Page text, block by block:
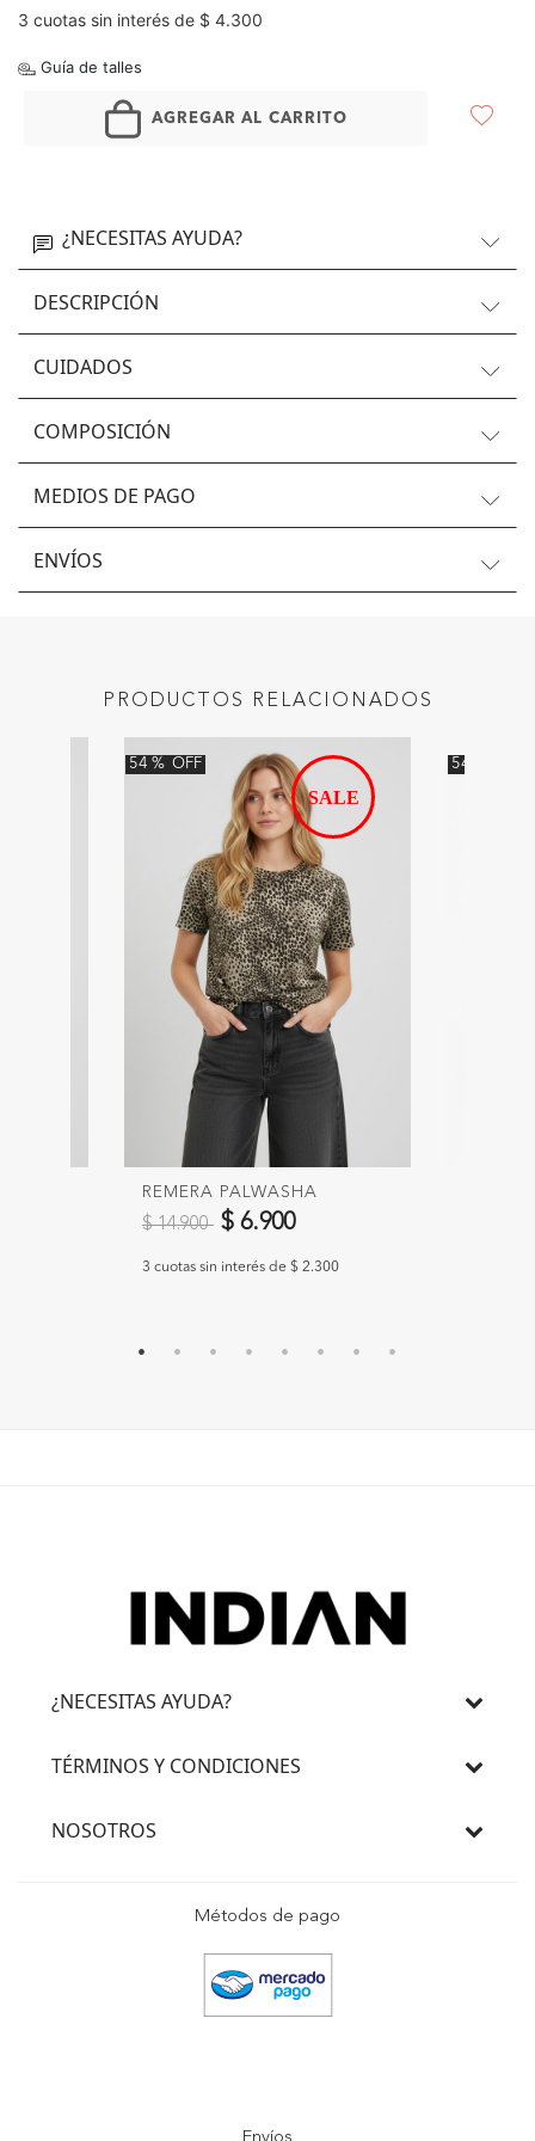
3 cuotas sin interés de $ 4.300
Guía de talles
AGREGAR AL CARRITO
¿NECESITAS AYUDA?
DESCRIPCIÓN
CUIDADOS
COMPOSICIÓN
MEDIOS DE PAGO
ENVÍOS
PRODUCTOS RELACIONADOS
54% OFF
REMERA PALWASHA
Precio reducido de
$ 14.900 a$ 6.900
3 cuotas sin interés de $ 2.300
54
¿NECESITAS AYUDA?
TÉRMINOS Y CONDICIONES
NOSOTROS
Métodos de pago